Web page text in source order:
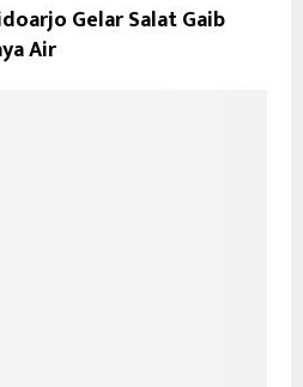
Gelar Salat Gaib
Air